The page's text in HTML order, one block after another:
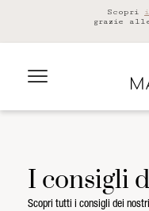
Scopri
grazie
I consigli
Scopri tutti i consigli dei